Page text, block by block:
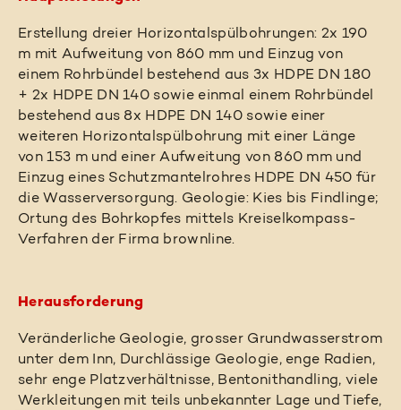
Erstellung dreier Horizontalspülbohrungen: 2x 190
m mit Aufweitung von 860 mm und Einzug von
einem Rohrbündel bestehend aus 3x HDPE DN 180
+ 2x HDPE DN 140 sowie einmal einem Rohrbündel
bestehend aus 8x HDPE DN 140 sowie einer
weiteren Horizontalspülbohrung mit einer Länge
von 153 m und einer Aufweitung von 860 mm und
Einzug eines Schutzmantelrohres HDPE DN 450 für
die Wasserversorgung. Geologie: Kies bis Findlinge;
Ortung des Bohrkopfes mittels Kreiselkompass-
Verfahren der Firma brownline.
Herausforderung
Veränderliche Geologie, grosser Grundwasserstrom
unter dem Inn, Durchlässige Geologie, enge Radien,
sehr enge Platzverhältnisse, Bentonithandling, viele
Werkleitungen mit teils unbekannter Lage und Tiefe,